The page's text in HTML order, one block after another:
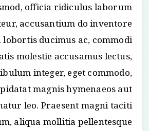
officia ridiculus laborum
accusantium do inventore
ducimus ac, commodi
molestie accusamus lectus,
integer, eget commodo,
magnis hymenaeos aut
leo. Praesent magni taciti
aliqua mollitia pellentesque